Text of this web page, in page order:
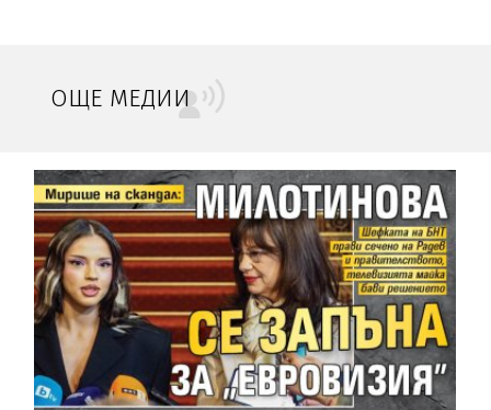
ОЩЕ МЕДИИ